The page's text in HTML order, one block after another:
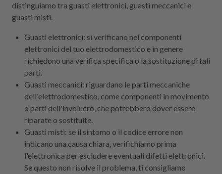
distinguiamo tra guasti elettronici, guasti meccanici e
guasti misti.
Guasti elettronici: si verificano nei componenti
elettronici del tuo elettrodomestico e in genere
richiedono una verifica specifica o la sostituzione di tali
parti.
Guasti meccanici: riguardano le parti meccaniche
dell'elettrodomestico, come componenti in movimento
o parti dell'involucro, che potrebbero dover essere
riparate o sostituite.
Guasti misti: se il sintomo o il codice errore non
indicano una causa chiara, verifichiamo prima
l'elettronica per escludere eventuali difetti elettronici.
Se questo non risolve il problema, ti consigliamo